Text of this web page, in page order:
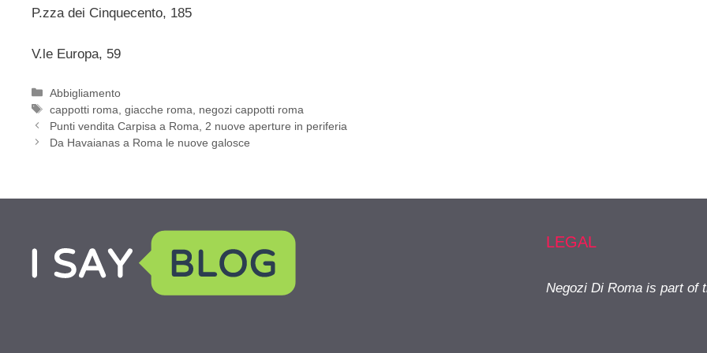
P.zza dei Cinquecento, 185
V.le Europa, 59
Categorie
Abbigliamento
Tag
cappotti roma ,giacche roma
negozi cappotti roma
Punti vendita Carpisa a Roma, 2 nuove aperture in periferia
Da Havaianas a Roma le nuove galosce
LEGAL
Negozi Di Roma is part of